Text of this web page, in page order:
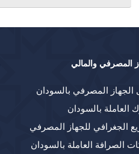
المصرفي والمالي
الجهاز المصرفي بالسودان
العاملة بالسودان
الجغرافي للجهاز المصرفي
الصرافة العاملة بالسودان